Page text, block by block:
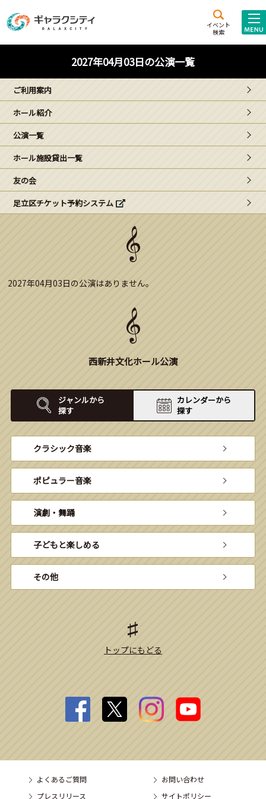
イベント
検索
施設案内
西新井
文化ホール
ギャラクシティとは
こどもみーてぃんぐ
Gがくえん
ブランドからのお知らせ
2027年04月03日の公演一覧
ご利用案内
ホール紹介
公演一覧
ホール施設貸出一覧
友の会
足立区チケット予約システム
2027年04月03日の公演はありません。
西新井文化ホール公演
ジャンルから
探す
カレンダーから
探す
クラシック音楽
ポピュラー音楽
演劇・舞踊
子どもと楽しめる
その他
トップにもどる
よくあるご質問
お問い合わせ
プレスリリース
サイトポリシー